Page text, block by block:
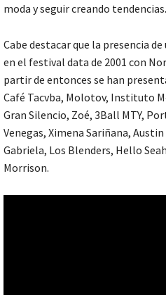
moda y seguir creando tendencias.
Cabe destacar que la presencia
en el festival data de 2001 con
partir de entonces se han
Café Tacvba, Molotov, Instituto
Gran Silencio, Zoé, 3Ball MTY,
Venegas, Ximena Sariñana,
Gabriela, Los Blenders, Hello
Morrison.